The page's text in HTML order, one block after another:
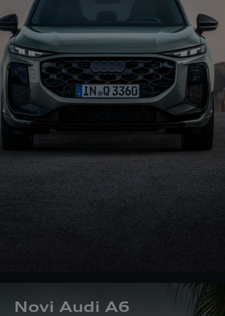
Novi Audi A6